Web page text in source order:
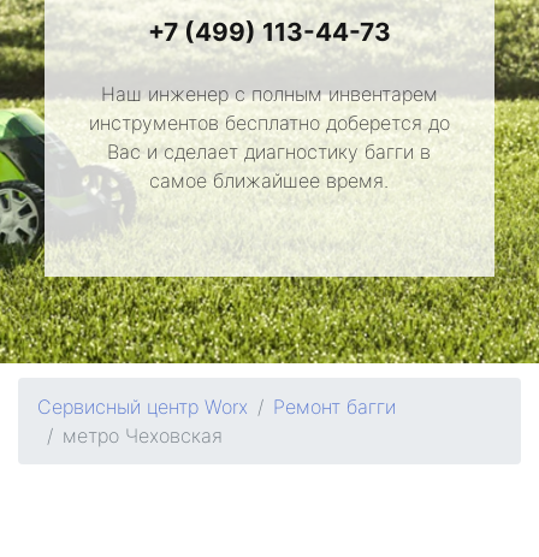
+7 (499) 113-44-73
Наш инженер с полным инвентарем
инструментов бесплатно доберется до
Вас и сделает диагностику багги в
самое ближайшее время.
Сервисный центр Worx
Ремонт багги
метро Чеховская